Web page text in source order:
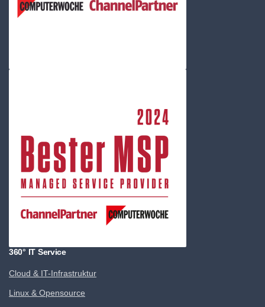
360° IT Service
Cloud & IT-Infrastruktur
Linux & Opensource